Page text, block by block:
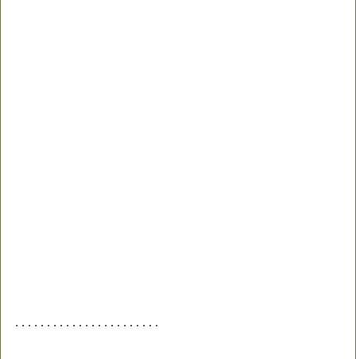
. . . . . . . . . . . . . . . . . . . . . . .